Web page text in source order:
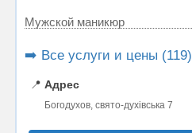
Мужской маникюр
➡️ Все услуги и цены (119)
📍 Адрес
Богодухов, свято-духівська 7